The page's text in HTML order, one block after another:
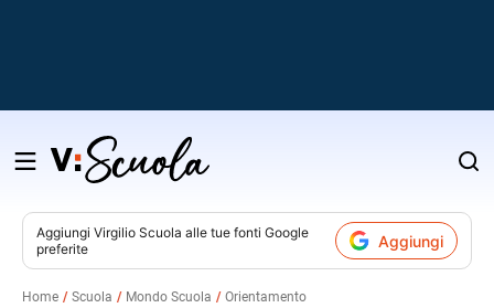
Salta
contenuto
Aggiungi Virgilio Scuola alle tue fonti Google
preferite
Aggiungi
Home Scuola Mondo Scuola Orientamento